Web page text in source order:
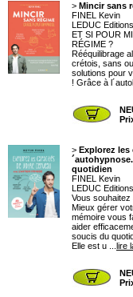
> Mincir sans
FINEL Kevin
LEDUC Editions
ET SI POUR
RÉGIME ?
Rééquilibrage
crétois, sans
solutions pour
! Grâce à
> Explorez les
quotidien
FINEL Kevin
LEDUC Editions
Vous
Mieux gérer
mémoire vous
aider
soucis du
Elle est u ... lire